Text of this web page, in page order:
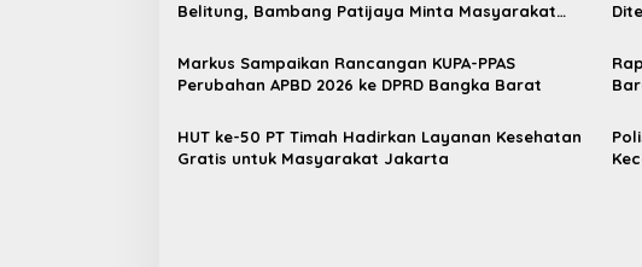
i
o
s
Belitung, Bambang Patijaya Minta Masyarakat
Markus Sampaikan Rancangan KUPA-PPAS
Perubahan APBD 2026 ke DPRD Bangka Barat
HUT ke-50 PT Timah Hadirkan Layanan Kesehatan
Gratis untuk Masyarakat Jakarta